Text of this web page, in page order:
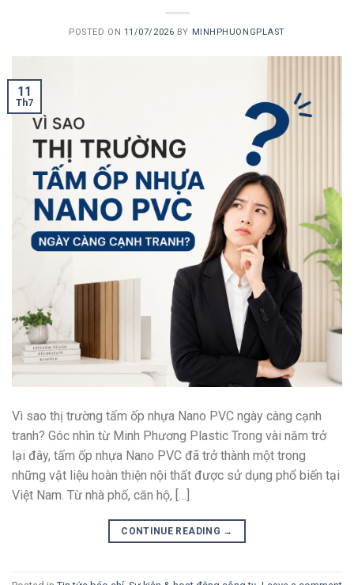
POSTED ON 11/07/2026 BY MINHPHUONGPLAST
11
Th7
Vì sao thị trường tấm ốp nhựa Nano PVC ngày càng cạnh
tranh? Góc nhìn từ Minh Phương Plastic Trong vài năm trở
lại đây, tấm ốp nhựa Nano PVC đã trở thành một trong
những vật liệu hoàn thiện nội thất được sử dụng phổ biến tại
Việt Nam. Từ nhà phố, căn hộ, […]
CONTINUE READING →